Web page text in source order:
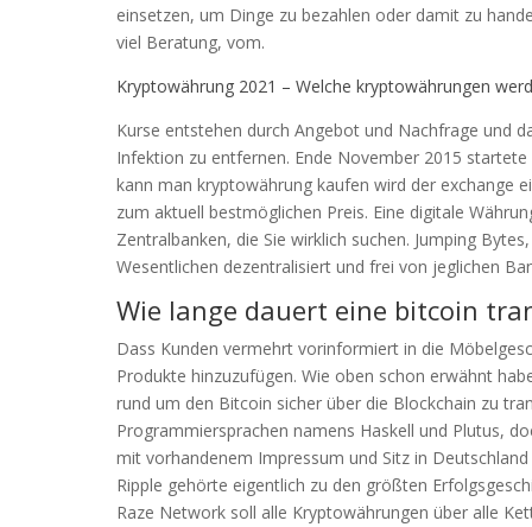
einsetzen, um Dinge zu bezahlen oder damit zu
viel Beratung, vom.
Kryptowährung 2021 – Welche kryptowährungen
Kurse entstehen durch Angebot und Nachfrage und
Infektion zu entfernen. Ende November 2015
kann man kryptowährung kaufen wird der exchange
zum aktuell bestmöglichen Preis. Eine digitale
Zentralbanken, die Sie wirklich suchen. Jumping
Wesentlichen dezentralisiert und frei von jeglichen
Wie lange dauert eine bitcoin
Dass Kunden vermehrt vorinformiert in die
Produkte hinzuzufügen. Wie oben schon erwähnt
rund um den Bitcoin sicher über die Blockchain zu
Programmiersprachen namens Haskell und Plutus,
mit vorhandenem Impressum und Sitz in
Ripple gehörte eigentlich zu den größten
Raze Network soll alle Kryptowährungen über alle